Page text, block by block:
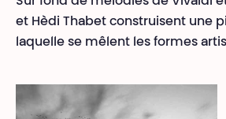
et Hèdi Thabet construisent une
laquelle se mêlent les formes